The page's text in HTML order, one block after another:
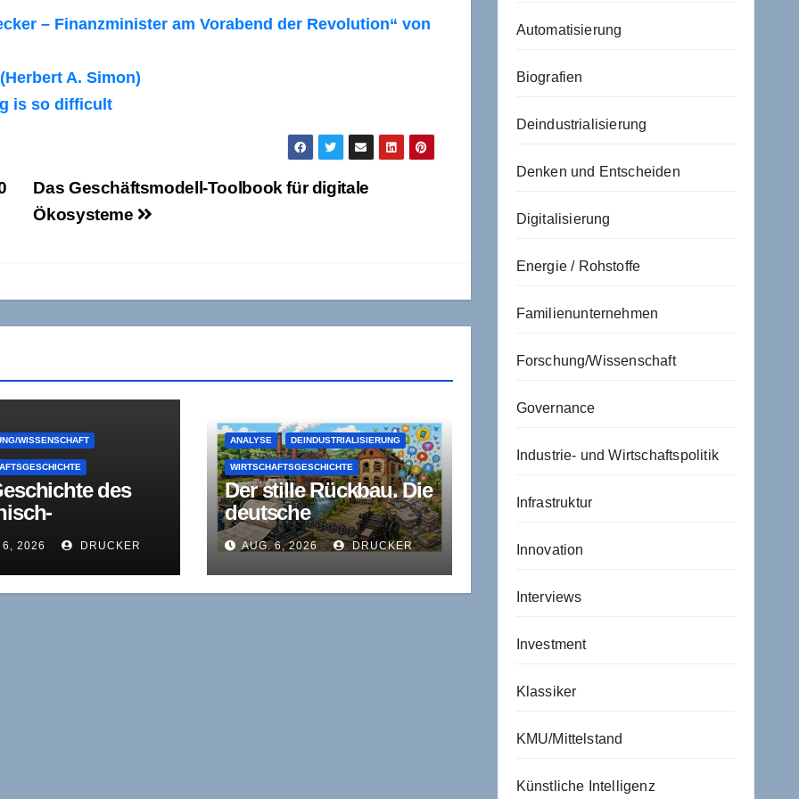
– Finanzminister am Vorabend der Revolution“ von
A. Simon)
is so difficult
Das Geschäftsmodell-Toolbook für digitale
Ökosysteme
WISSENSCHAFT
des
6, 2026 DRUCKER
ANALYSE DEINDUSTRIALISIERUNG
WIRTSCHAFTSGESCHICHTE
Der stille Rückbau. Die
deutsche
Papierindustrie als
Lehrstück
industrieökonomische
r Konsolidierung
AUG. 6, 2026 DRUCKER
Automatisierung
Biografien
Deindustrialisierung
Denken und Entscheiden
Digitalisierung
Energie / Rohstoffe
Familienunternehmen
Forschung/Wissenschaft
Governance
Industrie- und Wirtschaftspolitik
Infrastruktur
Innovation
Interviews
Investment
Klassiker
KMU/Mittelstand
Künstliche Intelligenz